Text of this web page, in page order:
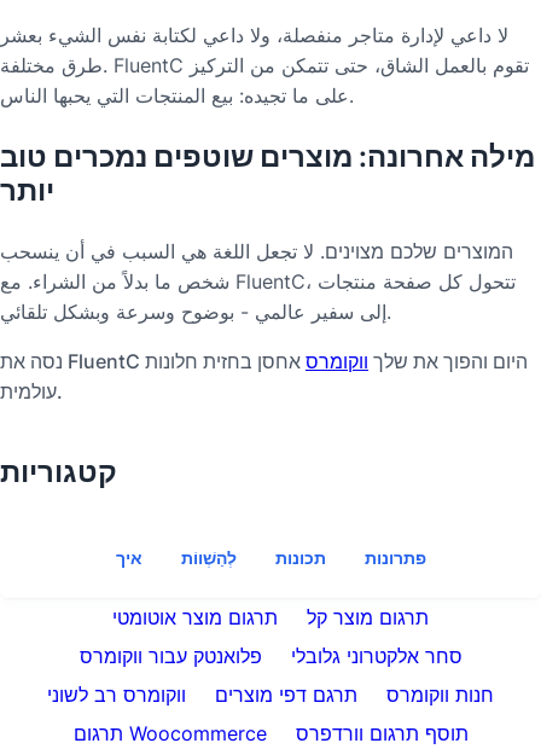
لا داعي لإدارة متاجر منفصلة، ولا داعي لكتابة نفس الشيء بعشر
طرق مختلفة. FluentC تقوم بالعمل الشاق، حتى تتمكن من التركيز
على ما تجيده: بيع المنتجات التي يحبها الناس.
מילה אחרונה: מוצרים שוטפים נמכרים טוב
יותר
המוצרים שלכם מצוינים. لا تجعل اللغة هي السبب في أن ينسحب
شخص ما بدلاً من الشراء. مع FluentC، تتحول كل صفحة منتجات
إلى سفير عالمي - بوضوح وسرعة وبشكل تلقائي.
נסה את FluentC היום והפוך את שלך ווקומרס אחסן בחזית חלונות
עולמית.
קטגוריות
איך לְהַשְׁווֹת תכונות פתרונות
תרגום מוצר אוטומטי
תרגום מוצר קל
פלואנטק עבור ווקומרס
סחר אלקטרוני גלובלי
ווקומרס רב לשוני
תרגם דפי מוצרים
חנות ווקומרס
תרגום Woocommerce
תוסף תרגום וורדפרס